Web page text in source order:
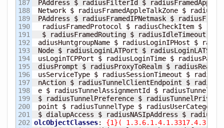
187
188
189
190
191
192
193
194
195
196
197
198
199
200
201
202
PAddress $ radiusFilterId $
Network $ radiusFramedAppleTalkZone $
PAddress $ radiusFramedIPNetmask $
radiusFramedProtocol $ radiusCheckItem $
$ radiusFramedRouting $ radiusIdleTimeout $
adiusHuntgroupName $ radiusLoginIPHost $
Node $ radiusLoginLATPort $
usLoginTCPPort $ radiusLoginTime $
diusPrompt $ radiusProxyToRealm $
usServiceType $ radiusSessionTimeout $
nAction $ radiusTunnelClientEndpoint $
e $ radiusTunnelAssignmentId $
$ radiusTunnelPreference $
point $ radiusTunnelType $
$ dialupAccess $ radiusNASIpAddress $
olcObjectClasses: {1} (
1.3.6.1.4.1.3317.4.3.2.2